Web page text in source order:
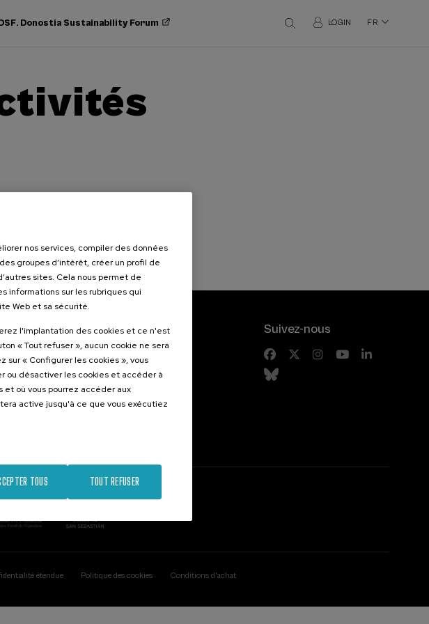
Donostia Sustainability Forum LOGIN FR
Intéressant...
Activités précédentes
Suivez-nous
étendue Politique des cookies Conditions d'achat
nos services, compiler des données
groupes d’intérêt, créer un profil de
sites. Cela nous permet de
informations sur les rubriques qui
Web et sa sécurité.
l'implantation des cookies et ce n'est
« Tout refuser », aucun cookie ne sera
sur « Configurer les cookies », vous
ou désactiver les cookies et accéder à
et où vous pourrez accéder aux
active jusqu'à ce que vous exécutiez
TOUT REFUSER
TOUS